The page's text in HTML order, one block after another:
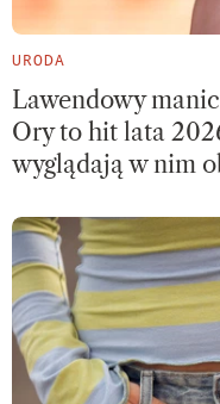
URODA
Lawendowy
Ory to hit lata
wyglądają w nim